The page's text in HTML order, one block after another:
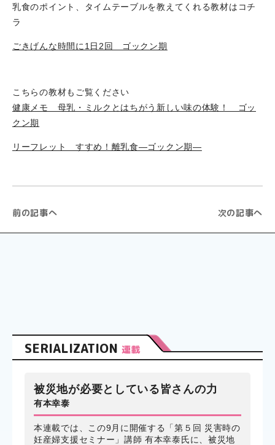
乳食のポイント、タイムテーブルを教えてくれる教材はコチ
ラ
ごきげんな時間に1日2回 ゴックン期
こちらの教材もご覧ください
健康メモ 母乳・ミルクとはちがう新しい味の体験！ ゴッ
クン期
リーフレット すすめ！離乳食―ゴックン期―
前の記事へ 次の記事へ
SERIALIZATION 連載
被災地が必要としている皆さんの力
有本幸泰
本連載では、この9月に開催する「第５回 災害時の
妊産婦支援セミナー」講師 有本幸泰氏に、被災地